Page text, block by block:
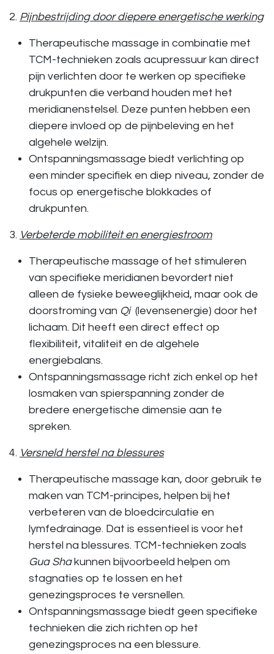
2. Pijnbestrijding door diepere energetische werking
Therapeutische massage in combinatie met
TCM-technieken zoals acupressuur kan direct
pijn verlichten door te werken op specifieke
drukpunten die verband houden met het
meridianenstelsel. Deze punten hebben een
diepere invloed op de pijnbeleving en het
algehele welzijn.
Ontspanningsmassage biedt verlichting op
een minder specifiek en diep niveau, zonder de
focus op energetische blokkades of
drukpunten.
3. Verbeterde mobiliteit en energiestroom
Therapeutische massage of het stimuleren
van specifieke meridianen bevordert niet
alleen de fysieke beweeglijkheid, maar ook de
doorstroming van Qi (levensenergie) door het
lichaam. Dit heeft een direct effect op
flexibiliteit, vitaliteit en de algehele
energiebalans.
Ontspanningsmassage richt zich enkel op het
losmaken van spierspanning zonder de
bredere energetische dimensie aan te
spreken.
4. Versneld herstel na blessures
Therapeutische massage kan, door gebruik te
maken van TCM-principes, helpen bij het
verbeteren van de bloedcirculatie en
lymfedrainage. Dat is essentieel is voor het
herstel na blessures. TCM-technieken zoals
Gua Shakunnen bijvoorbeeld helpen om
stagnaties op te lossen en het
genezingsproces te versnellen.
Ontspanningsmassage biedt geen specifieke
technieken die zich richten op het
genezingsproces na een blessure.